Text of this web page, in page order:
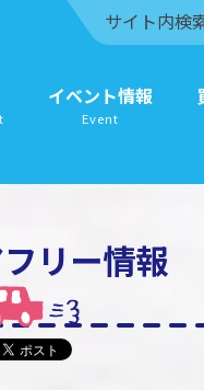
サイト内検
イベント情報
Event
リー情報